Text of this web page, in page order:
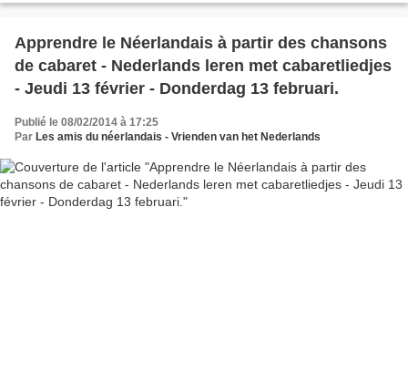
Apprendre le Néerlandais à partir des chansons
de cabaret - Nederlands leren met cabaretliedjes
- Jeudi 13 février - Donderdag 13 februari.
Publié le 08/02/2014 à 17:25
Par Les amis du néerlandais - Vrienden van het Nederlands